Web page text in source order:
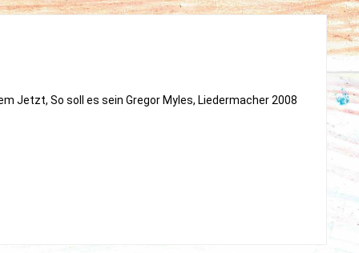
Jetzt, So soll es sein Gregor Myles, Liedermacher 2008